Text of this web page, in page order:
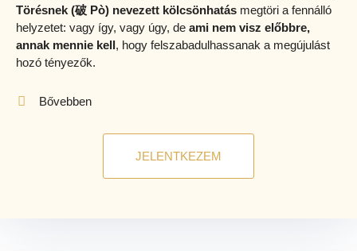
Törésnek (破 Pò) nevezett kölcsönhatás megtöri a fennálló
helyzetet: vagy így, vagy úgy, de ami nem visz előbbre,
annak mennie kell, hogy felszabadulhassanak a megújulást
hozó tényezők.
Bővebben
JELENTKEZEM